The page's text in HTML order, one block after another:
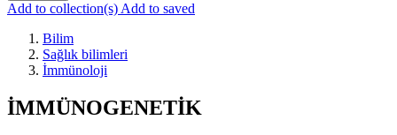
Add to collection(s) Add to saved
Bilim
Sağlık bilimleri
İmmünoloji
İMMÜNOGENETİK